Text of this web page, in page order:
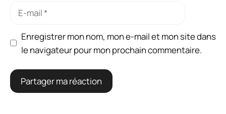
Enregistrer mon nom, mon e-mail et mon site dans
le navigateur pour mon prochain commentaire.